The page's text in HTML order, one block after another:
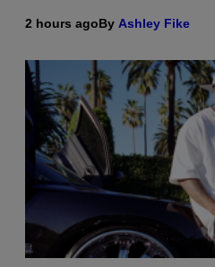
2 hours agoBy Ashley Fike